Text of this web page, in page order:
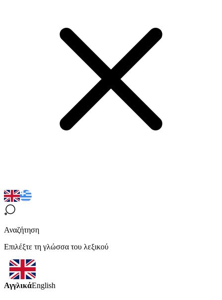
Αναζήτηση
Επιλέξτε τη γλώσσα του λεξικού
ΑγγλικάEnglish